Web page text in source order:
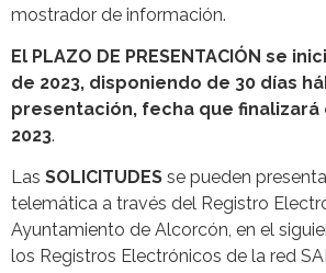
mostrador de información.
El PLAZO DE PRESENTACIÓN se
de 2023, disponiendo de 30 días
presentación, fecha que finalizará
2023.
Las SOLICITUDES se pueden
telemática a través del Registro
Ayuntamiento de Alcorcón, en el
los Registros Electrónicos de la red